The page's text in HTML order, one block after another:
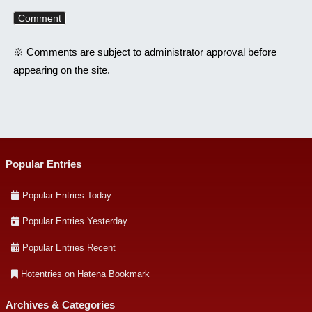
※ Comments are subject to administrator approval before
appearing on the site.
Popular Entries
Popular Entries Today
Popular Entries Yesterday
Popular Entries Recent
Hotentries on Hatena Bookmark
Archives & Categories